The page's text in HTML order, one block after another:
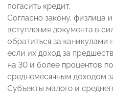
погасить кредит.
Согласно закону, физлица
вступления документа в
обратиться за каникулами
если их доход за
на 30 и более процентов
среднемесячным доходом
Субъекты малого и